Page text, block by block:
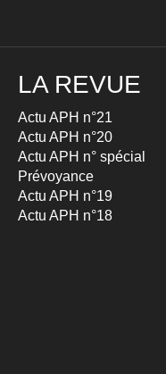
LA REVUE
Actu APH n°21
Actu APH n°20
Actu APH n° spécial
Prévoyance
Actu APH n°19
Actu APH n°18